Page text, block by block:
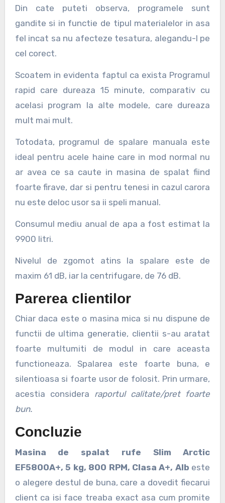
Din cate puteti observa, programele sunt
gandite si in functie de tipul materialelor in asa
fel incat sa nu afecteze tesatura, alegandu-l pe
cel corect.
Scoatem in evidenta faptul ca exista Programul
rapid care dureaza 15 minute, comparativ cu
acelasi program la alte modele, care dureaza
mult mai mult.
Totodata, programul de spalare manuala este
ideal pentru acele haine care in mod normal nu
ar avea ce sa caute in masina de spalat fiind
foarte firave, dar si pentru tenesi in cazul carora
nu este deloc usor sa ii speli manual.
Consumul mediu anual de apa a fost estimat la
9900 litri.
Nivelul de zgomot atins la spalare este de
maxim 61 dB, iar la centrifugare, de 76 dB.
Parerea clientilor
Chiar daca este o masina mica si nu dispune de
functii de ultima generatie, clientii s-au aratat
foarte multumiti de modul in care aceasta
functioneaza. Spalarea este foarte buna, e
silentioasa si foarte usor de folosit. Prin urmare,
acestia considera raportul calitate/pret foarte
bun.
Concluzie
Masina de spalat rufe Slim Arctic
EF5800A+, 5 kg, 800 RPM, Clasa A+, Alb este
o alegere destul de buna, care a dovedit fiecarui
client ca isi face treaba exact asa cum promite